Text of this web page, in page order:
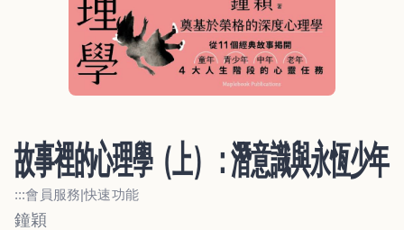
故事裡的心理學（上）：潛意識與永恆少年
:::會員服務|快速功能
鐘穎